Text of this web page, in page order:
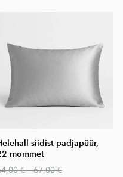
siidist padjapüür,
mommet
€–67,00 €